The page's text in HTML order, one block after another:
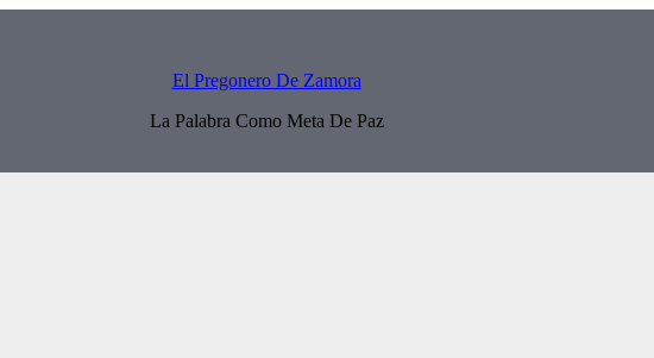
El Pregonero De Zamora
La Palabra Como Meta De Paz